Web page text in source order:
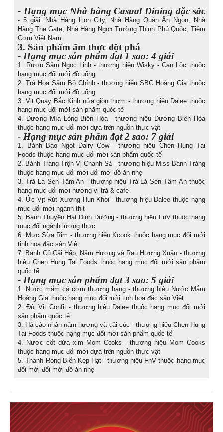
- Hạng mục Nhà hàng Casual Dining đặc sắc
- 5 giải: Nhà Hàng Lion City, Nhà Hàng Quán Ăn Ngon, Nhà
Hàng The Gate, Nhà Hàng Ngon Trường Thịnh Phú Quốc, Tiệm
Cơm Việt Nam
3. Sản phẩm ẩm thực đột phá
- Hạng mục sản phẩm đạt 1 sao: 4 giải
1. Rượu Sâm Ngọc Linh - thương hiệu Wisky - Can Lộc thuộc
hạng mục đổi mới đồ uống
2. Trà Hoa Sâm Bố Chính - thương hiệu SBC Hoàng Gia thuộc
hạng mục đổi mới đồ uống
3. Vịt Quay Bắc Kinh nửa giòn thơm - thương hiệu Dalee thuộc
hạng mục đổi mới sản phẩm quốc tế
4. Đường Mía Lỏng Biên Hòa - thương hiệu Đường Biên Hòa
thuộc hạng mục đổi mới dựa trên nguồn thực vật
- Hạng mục sản phẩm đạt 2 sao: 7 giải
1. Bánh Bao Ngọt Dairy Cow - thương hiệu Chen Hung Tai
Foods thuộc hạng mục đổi mới sản phẩm quốc tế
2. Bánh Tráng Trộn Vị Chanh Sả - thương hiệu Miss Bánh Tráng
thuộc hạng mục đổi mới đổi mới đồ ăn nhẹ
3. Trà Lá Sen Tâm An - thương hiệu Trà Lá Sen Tâm An thuộc
hạng mục đổi mới hương vị trà & cafe
4. Ức Vịt Rút Xương Hun Khói - thương hiệu Dalee thuộc hạng
mục đổi mới ngành thịt
5. Bánh Thuyền Hạt Dinh Dưỡng - thương hiệu FnV thuộc hạng
mục đổi ngành lương thực
6. Mực Sữa Rim - thương hiệu Kcook thuộc hạng mục đổi mới
tinh hoa đặc sản Việt
7. Bánh Củ Cải Hấp, Nấm Hương và Rau Hương Xuân - thương
hiệu Chen Hung Tai Foods thuộc hạng mục đổi mới sản phẩm
quốc tế
- Hạng mục sản phẩm đạt 3 sao: 5 giải
1. Nước mắm cá cơm thượng hạng - thương hiệu Nước Mắm
Hoàng Gia thuộc hạng mục đổi mới tinh hoa đặc sản Việt
2. Đùi Vịt Confit - thương hiệu Dalee thuộc hạng mục đổi mới
sản phẩm quốc tế
3. Há cảo nhân nấm hương và cải cúc - thương hiệu Chen Hung
Tai Foods thuộc hạng mục đổi mới sản phẩm quốc tế
4. Nước cốt dừa xim Mom Cooks - thương hiệu Mom Cooks
thuộc hạng mục đổi mới dựa trên nguồn thực vật
5. Thanh Rong Biển Kẹp Hạt - thương hiệu FnV thuộc hạng mục
đổi mới đổi mới đồ ăn nhẹ